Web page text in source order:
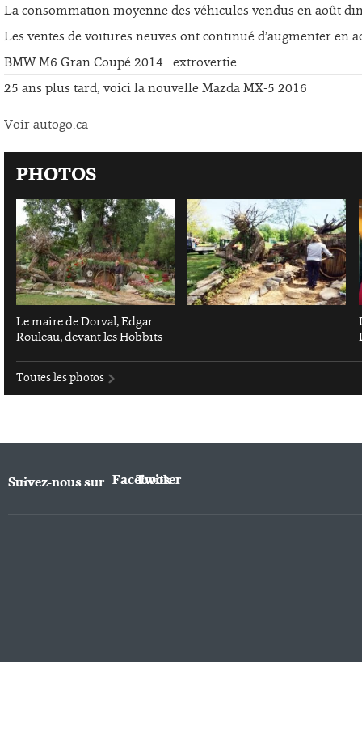
La consommation moyenne des véhicules vendus en août
Les ventes de voitures neuves ont continué d’augmenter en
BMW M6 Gran Coupé 2014 : extrovertie
25 ans plus tard, voici la nouvelle Mazda MX-5 2016
Voir autogo.ca
PHOTOS
Le maire de Dorval, Edgar
Rouleau, devant les Hobbits
Toutes les photos
Suivez-nous sur Facebook
Twitter